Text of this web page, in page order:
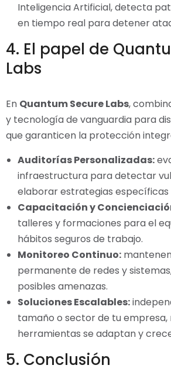
Inteligencia Artificial, detecta
en tiempo real para detener
4. El papel de
Labs
En Quantum Secure Labs,
y tecnología de vanguardia para
que garanticen la protección
Auditorías Personalizadas:
infraestructura para detectar
elaborar estrategias específicas
Capacitación y
talleres y formaciones para el
hábitos seguros de trabajo.
Monitoreo Continuo:
permanente de redes y
posibles amenazas.
Soluciones Escalables:
tamaño o sector de tu empresa,
herramientas se adaptan y
5. Conclusión